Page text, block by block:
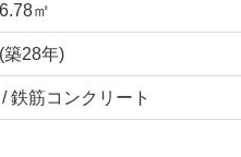
㎡
築28年)
鉄筋コンクリート